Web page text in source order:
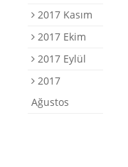
2017 Kasım
2017 Ekim
2017 Eylül
2017
Ağustos